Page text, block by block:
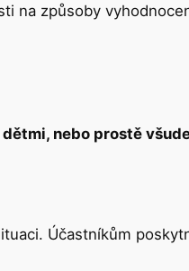
na způsoby
nebo prostě
Účastníkům